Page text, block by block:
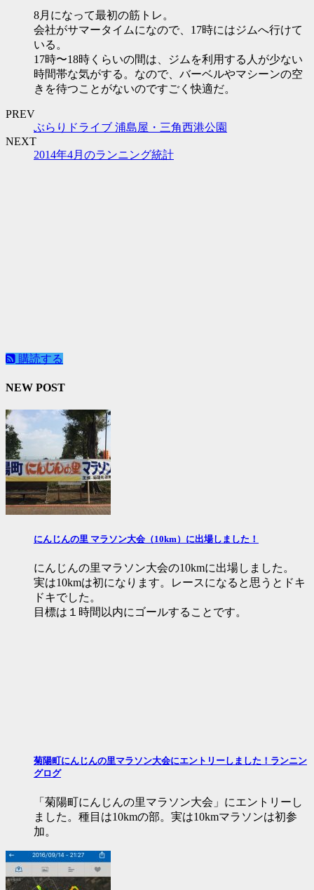
8月になって最初の筋トレ。
会社がサマータイムになので、17時にはジムへ行けて
いる。
17時〜18時くらいの間は、ジムを利用する人が少ない
時間帯な気がする。なので、バーベルやマシーンの空
きを待つことがないのですごく快適だ。
PREV
ぶらりドライブ 浦島屋・三角西港公園
NEXT
2014年4月のランニング統計
購読する
NEW POST
にんじんの里 マラソン大会（10km）に出場しました！
にんじんの里マラソン大会の10kmに出場しました。
実は10kmは初になります。レースになると思うとドキ
ドキでした。
目標は１時間以内にゴールすることです。
菊陽町にんじんの里マラソン大会にエントリーしました！ランニン
グログ
「菊陽町にんじんの里マラソン大会」にエントリーし
ました。種目は10kmの部。実は10kmマラソンは初参
加。